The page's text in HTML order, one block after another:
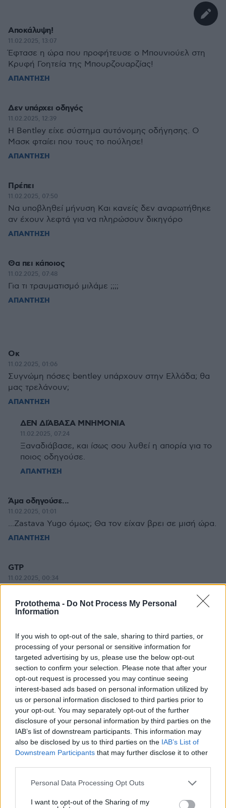
Protothema - Do Not Process My Personal
Information
If you wish to opt-out of the sale, sharing to third parties, or
processing of your personal or sensitive information for
targeted advertising by us, please use the below opt-out
section to confirm your selection. Please note that after your
opt-out request is processed you may continue seeing
interest-based ads based on personal information utilized by
us or personal information disclosed to third parties prior to
your opt-out. You may separately opt-out of the further
disclosure of your personal information by third parties on the
IAB’s list of downstream participants. This information may
also be disclosed by us to third parties on the IAB’s List of
Downstream Participants that may further disclose it to other
Please note that this website/app uses one or more Google
not limited to your visit or usage behaviour. You may click to
Personal Data Processing Opt Outs
I want to opt-out of the Sharing of my
Αποκάλυψη!
11.02.2025, 13:07
Έφτασε η ώρα που προφήτευσε ο Μπουνιούελ στη
Κρυφή Γοητεία της Μπουρζουαρζίας!
ΑΠΑΝΤΗΣΗ
Δεν υπάρχει οδηγός
11.02.2025, 12:39
Η Bentley είχε σύστημα αυτόνομης οδήγησης. Ο
Μασκ φταίει που τους το πούλησε!
ΑΠΑΝΤΗΣΗ
Πρέπει
11.02.2025, 07:50
Να υποβληθεί μήνυση Και κανείς δεν αναρωτήθηκε
αν έχουν λεφτά για να πληρώσουν δικηγόρο
ΑΠΑΝΤΗΣΗ
Θα πει κάποιος
11.02.2025, 07:48
Για τι τραυματισμό μιλάμε ;;;;
ΑΠΑΝΤΗΣΗ
Οκ
11.02.2025, 01:06
Συγνώμη πόσες bentley υπάρχουν στην Ελλάδα; θα
μας τρελάνουν;
ΑΠΑΝΤΗΣΗ
ΔΕΝ ΔΙΆΒΑΣΑ ΜΝΗΜΟΝΙΑ
11.02.2025, 07:24
Ξαναδιάβασε, και ίσως σου λυθεί η απορία για το
ποιος οδηγούσε.
ΑΠΑΝΤΗΣΗ
Άμα οδηγούσε...
11.02.2025, 01:01
...Zastava Yugo όμως; Θα τον είχαν βρει σε μισή ώρα.
ΑΠΑΝΤΗΣΗ
GTP
11.02.2025, 00:34
κάγκουρας με σαπάκι φτιαγμένο, θέλετε να
εμφανιστεί κιόλας;Πάτε καλά;
Δημήτρης
11.02.2025, 00:26
Άλλη μια φορά που αποδεδειγμένα οι αστυνομικοί
δεν είναι τίποτα άλλο παρά φυγοπονοι δημόσιοι
υπάλληλοι που μπήκαν δημόσιο για να κάθονται. Για
αυτό είμαστε χάος παντού από άποψη
παραβατικοτητας, μόνο αυξήσεις ξέρουν να ζητάνε.
Το
ΑΠΑΝΤΗΣΗ